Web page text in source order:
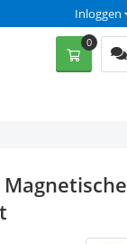
Inloggen
0